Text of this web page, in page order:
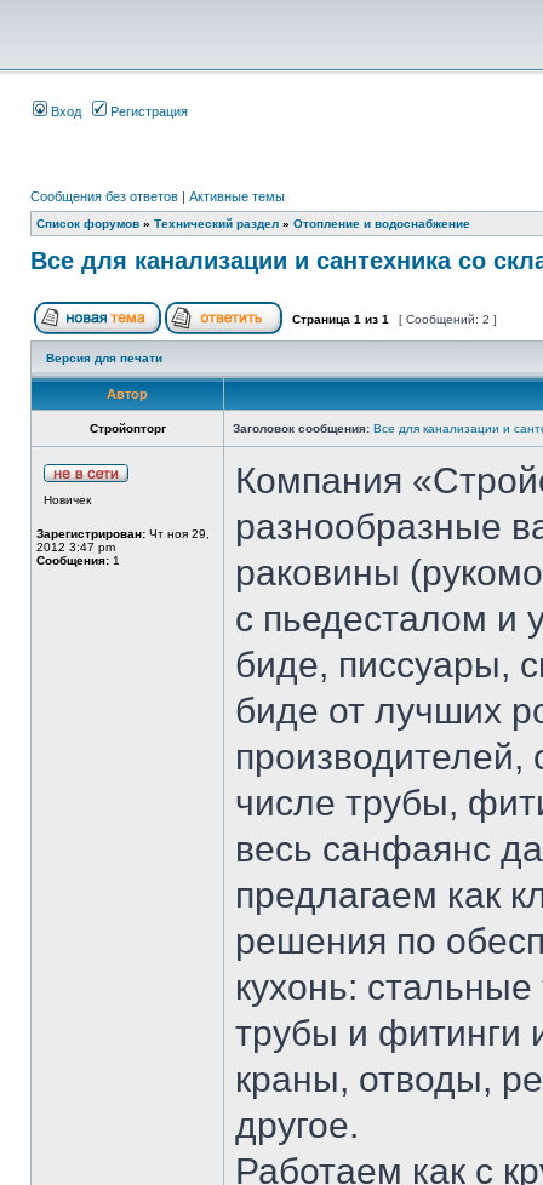
Вход Регистрация
Сообщения без ответов | Активные темы
Список форумов » Технический раздел » Отопление и водоснабжение
Все для канализации и сантехника со
Страница 1 из 1 [ Сообщений: 2 ]
Версия для печати
Автор
Стройопторг Заголовок сообщения: Все для канализации и
Новичек
Зарегистрирован: Чт ноя 29,
2012 3:47 pm
Сообщения: 1
Компания
разнообразные
раковины
с пьедесталом и
биде, писсуары,
биде от лучших
числе трубы,
весь санфаянс
предлагаем как
решения по
кухонь:
трубы и фитинги
краны, отводы,
другое.
Работаем как с